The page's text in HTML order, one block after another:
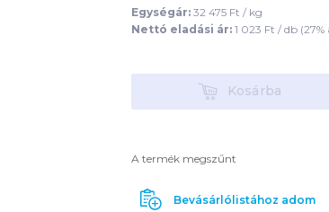
Egységár: 32 475 Ft / kg
Nettó eladási ár: 1 023 Ft / db (27%
KosárbaKosárba
A termék megszűnt
Bevásárlólistához adom